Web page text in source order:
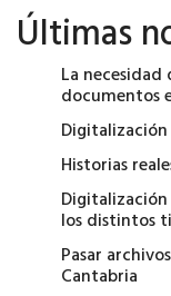
Últimas
La
documentos
Historias
los distintos
Pasar
Cantabria